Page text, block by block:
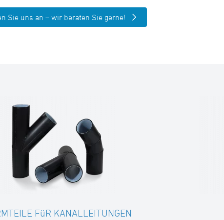
Sie uns an – wir beraten Sie gerne!
FüR KANALLEITUNGEN